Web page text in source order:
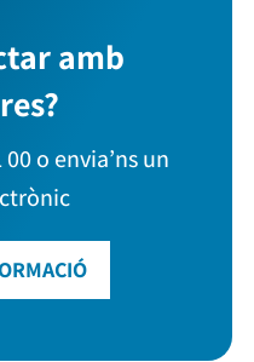
amb
00 o envia’ns un